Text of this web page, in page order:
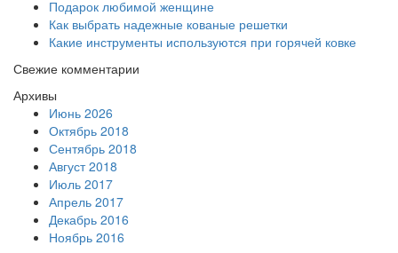
Подарок любимой женщине
Как выбрать надежные кованые решетки
Какие инструменты используются при горячей ковке
Свежие комментарии
Архивы
Июнь 2026
Октябрь 2018
Сентябрь 2018
Август 2018
Июль 2017
Апрель 2017
Декабрь 2016
Ноябрь 2016